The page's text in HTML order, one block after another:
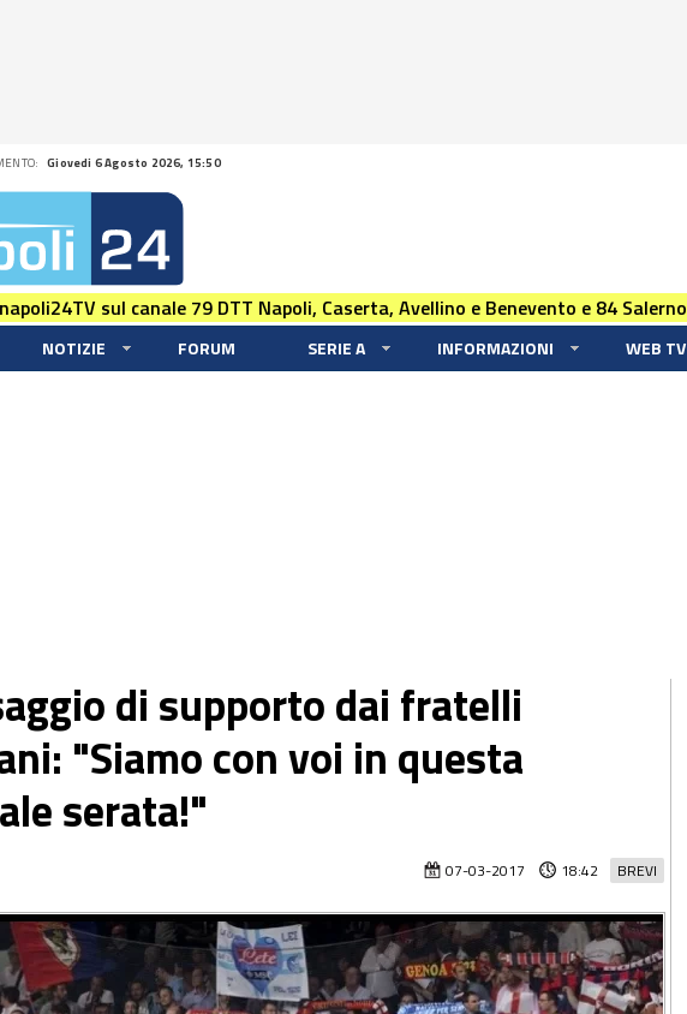
Giovedi 6 Agosto 2026, 15:50
sul canale 79 DTT Napoli, Caserta, Avellino e Benevento e 84 Salerno
NOTIZIE FORUM SERIE A INFORMAZIONI WEB TV
di supporto dai fratelli
"Siamo con voi in questa
serata!"
BREVI
07-03-2017 18:42